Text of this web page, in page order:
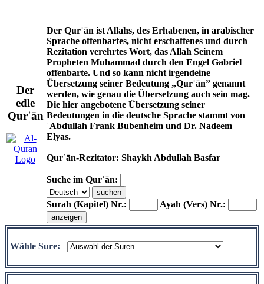
Der
edle
Qurʾān
Der Qurʾān ist Allahs, des Erhabenen, in arabischer
Sprache offenbartes, nicht erschaffenes und durch
Rezitation verehrtes Wort, das Allah Seinem
Propheten Muhammad durch den Engel Gabriel
offenbarte. Und so kann nicht irgendeine
Übersetzung seiner Bedeutung „Qurʾān” genannt
werden, wie genau die Übersetzung auch sein mag.
Die hier angebotene Übersetzung seiner
Bedeutungen in die deutsche Sprache stammt von
ʿAbdullah Frank Bubenheim und Dr. Nadeem
Elyas.
Qurʾān-Rezitator: Shaykh Abdullah Basfar
Suche im Qurʾān:
Surah (Kapitel) Nr.: Ayah (Vers) Nr.:
Wähle Sure: